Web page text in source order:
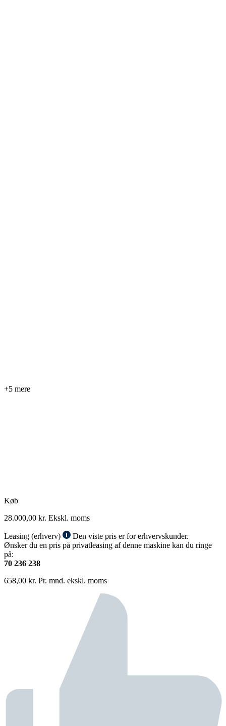
+5 mere
Køb
28.000,00 kr. Ekskl. moms
Leasing (erhverv)
Den viste pris er for erhvervskunder.
Ønsker du en pris på privatleasing af denne maskine kan du ringe
på:
70 236 238
658,00 kr. Pr. mnd. ekskl. moms